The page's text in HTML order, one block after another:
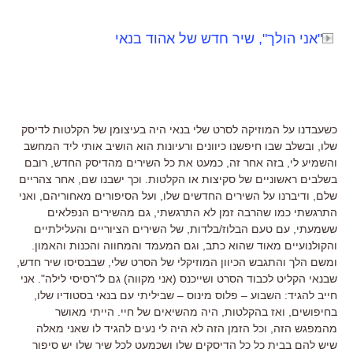
"אני הולך", שיר חדש של אהוד בנאי
כשעבדנו על המוזיקה לסרט שלי בנאי היה בעיצומן של הקלטות לדיסק
שלו, ובשלב שבו חיפשנו כיוונים ורעיונות הוא הושיב אותי ליד המחשב
והשמיע לי, בזה אחר זה, כמעט את כל השירים מהדיסק החדש, רובם
בשלבים ראשוניים של סקיצות או הקלטות. וכך ישבנו שם, אחר צהריים
שלם, ודיברנו על השירים החדשים שלו, ועל הסיפורים מאחוריהם, ואני
התרגשתי כמו שהרבה זמן לא התרגשתי, גם מהשירים הנפלאים
ששמעתי, עם טעם הבלוז/בלדות, של השירים הציוריים והעלילתיים
והקולנועיים מאוד שהוא כתב, וגם המעמד והמחווה והכנות והאמון.
ומשם הלך והתגבש הכיוון המוזיקלי של הסרט שלי, שבבסיסו שיר חדש,
שבנאי הקליט לכבוד הסרט ושייכנס (אני מקווה) גם ל"רסיסי לילה". אני
חייב להגיד: השבוע – פלוס מינוס – שביליתי עם בנאי בסטודיו שלו,
בחיפושים, ואז בהקלטות, היה מהשיאים של חיי. הייתי מאושר
מהמפגש הזה, וכל הזמן הזה לא היה לי נעים להגיד לו שאני מאלה
שיש להם בבית כל כל הדיסקים שלו ושכמעט לכל שיר שלו יש סיפור